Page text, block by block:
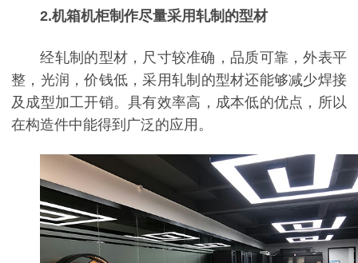
2.机箱机柜制作尽量采用轧制的型材
经轧制的型材，尺寸较准确，品质可靠，外表平
整，光润，价钱低，采用轧制的型材还能够减少焊接
及成型加工开销。具有效率高，成本低的优点，所以
在构造件中能得到广泛的应用。